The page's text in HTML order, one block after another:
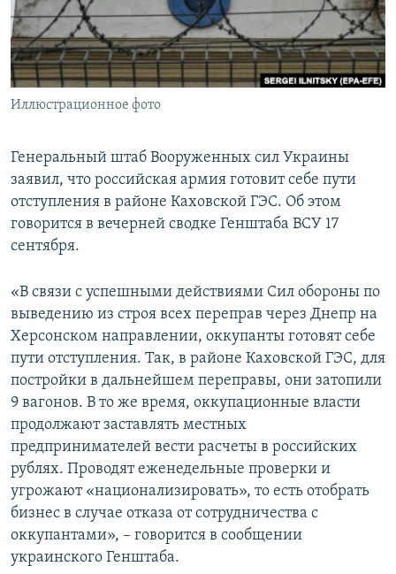
ПОБЕДИТЕЛЕЙ НЕ СУДЯТ?
КРЫМ.НЕПОКОРЕННЫЙ
ELIFBE
УКРАИНСКАЯ ПРОБЛЕМА КРЫМА
ПРИСОЕДИНЯЙТЕСЬ!
Иллюстрационное фото
Генеральный штаб Вооруженных сил Украины
заявил, что российская армия готовит себе пути
отступления в районе Каховской ГЭС. Об этом
говорится в вечерней сводке Генштаба ВСУ 17
сентября.
«В связи с успешными действиями Сил обороны по
выведению из строя всех переправ через Днепр на
Херсонском направлении, оккупанты готовят себе
пути отступления. Так, в районе Каховской ГЭС, для
постройки в дальнейшем переправы, они затопили
9 вагонов. В то же время, оккупационные власти
продолжают заставлять местных
предпринимателей вести расчеты в российских
рублях. Проводят еженедельные проверки и
угрожают «национализировать», то есть отобрать
бизнес в случае отказа от сотрудничества с
оккупантами», – говорится в сообщении
украинского Генштаба.